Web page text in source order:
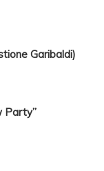
Garibaldi)
Party”